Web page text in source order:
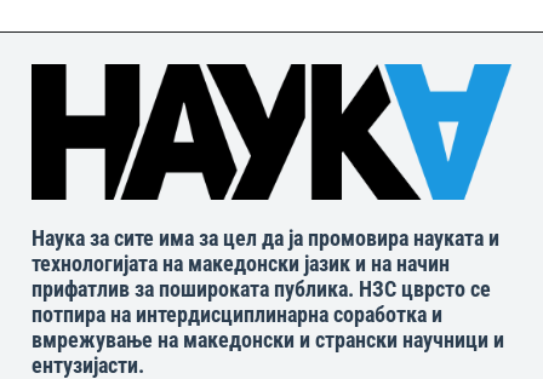
Наука за сите има за цел да ја промовира науката и
технологијата на македонски јазик и на начин
прифатлив за пошироката публика. НЗС цврсто се
потпира на интердисциплинарна соработка и
вмрежување на македонски и странски научници и
ентузијасти.